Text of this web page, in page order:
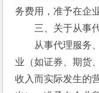
务费用，准予在企
三、关于从事代
从事代理服务、
业（如证券、期货
收入而实际发生的